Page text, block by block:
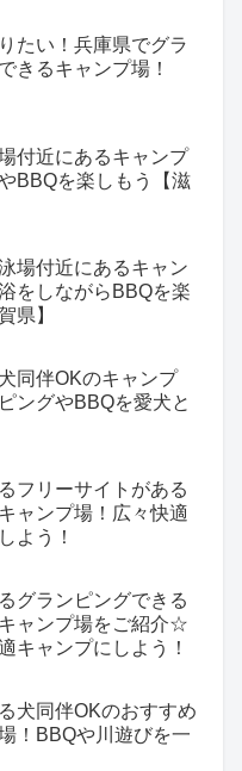
たい！兵庫県でグラ
きるキャンプ場！
付近にあるキャンプ
BBQを楽しもう【滋
場付近にあるキャン
をしながらBBQを楽
県】
同伴OKのキャンプ
ングやBBQを愛犬と
フリーサイトがある
ャンプ場！広々快適
よう！
グランピングできる
ャンプ場をご紹介☆
キャンプにしよう！
犬同伴OKのおすすめ
！BBQや川遊びを一